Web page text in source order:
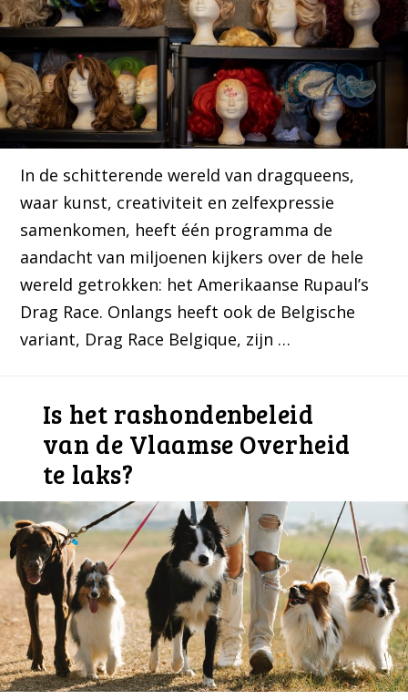
In de schitterende wereld van dragqueens,
waar kunst, creativiteit en zelfexpressie
samenkomen, heeft één programma de
aandacht van miljoenen kijkers over de hele
wereld getrokken: het Amerikaanse Rupaul’s
Drag Race. Onlangs heeft ook de Belgische
variant, Drag Race Belgique, zijn …
Is het rashondenbeleid
van de Vlaamse Overheid
te laks?